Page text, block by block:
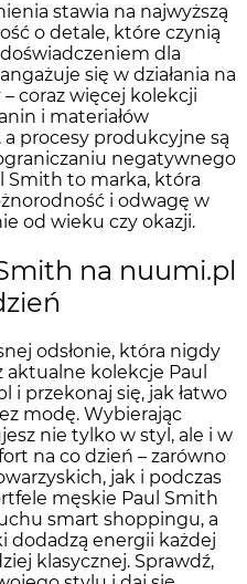
stawia na najwyższą
o detale, które czynią
dla
się w działania na
coraz więcej kolekcji
i materiałów
procesy produkcyjne są
negatywnego
Smith to marka, która
i odwagę w
od wieku czy okazji.
na nuumi.pl
odsłonie, która nigdy
kolekcje Paul
przekonaj się, jak łatwo
modę. Wybierając
nie tylko w styl, ale i w
na co dzień – zarówno
jak i podczas
męskie Paul Smith
smart shoppingu, a
dodadzą energii każdej
klasycznej. Sprawdź,